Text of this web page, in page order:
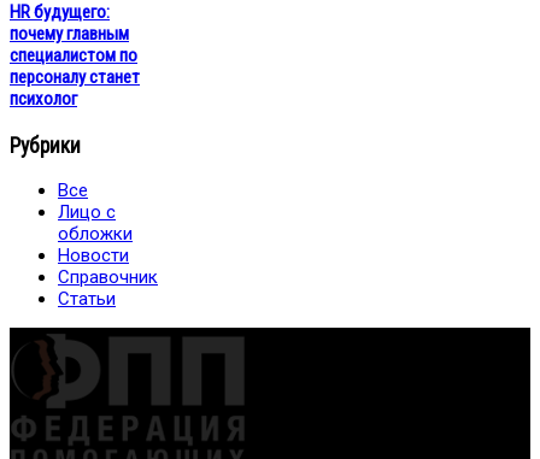
HR будущего:
почему главным
специалистом по
персоналу станет
психолог
Рубрики
Все
Лицо с
обложки
Новости
Справочник
Статьи